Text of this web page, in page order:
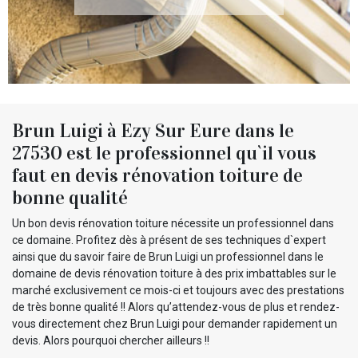
Brun Luigi à Ezy Sur Eure dans le
27530 est le professionnel qu`il vous
faut en devis rénovation toiture de
bonne qualité
Un bon devis rénovation toiture nécessite un professionnel dans
ce domaine. Profitez dès à présent de ses techniques d`expert
ainsi que du savoir faire de Brun Luigi un professionnel dans le
domaine de devis rénovation toiture à des prix imbattables sur le
marché exclusivement ce mois-ci et toujours avec des prestations
de très bonne qualité !! Alors qu’attendez-vous de plus et rendez-
vous directement chez Brun Luigi pour demander rapidement un
devis. Alors pourquoi chercher ailleurs !!